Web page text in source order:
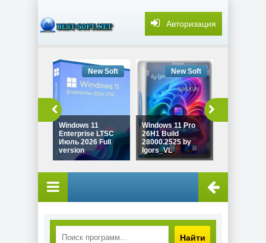
Авторизация
Windows 11
Enterprise LTSC
Июль 2026 Full
version
New Soft
Windows 11 Pro
26H1 Build
28000.2525 by
Igors_VL
New Soft
Найти